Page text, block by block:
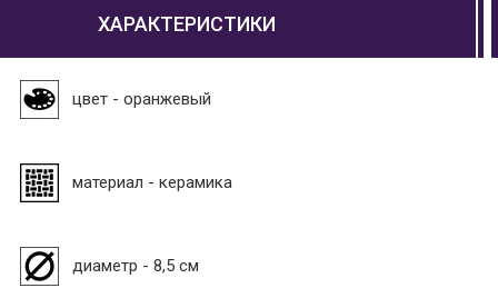
ХАРАКТЕРИСТИКИ
цвет - оранжевый
материал - керамика
диаметр - 8,5 см